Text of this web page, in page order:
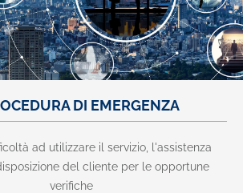
DI EMERGENZA
ad utilizzare il servizio, l'assistenza
del cliente per le opportune
verifiche